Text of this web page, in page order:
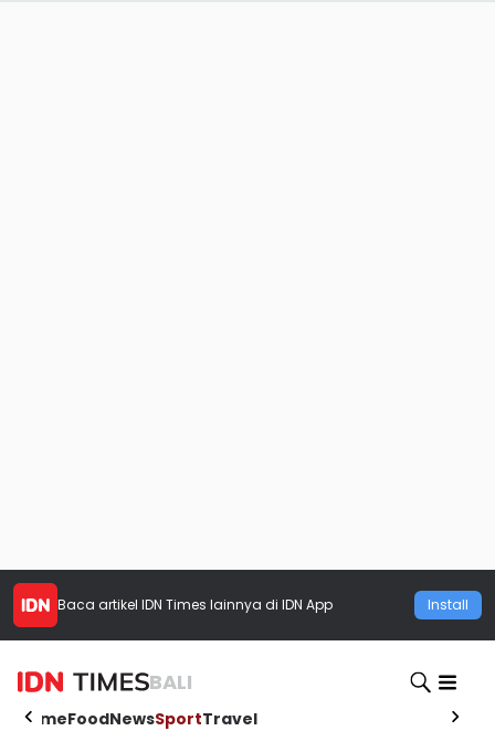
Baca artikel IDN Times lainnya di IDN App Install
BALI
HomeFoodNewsSportTravel